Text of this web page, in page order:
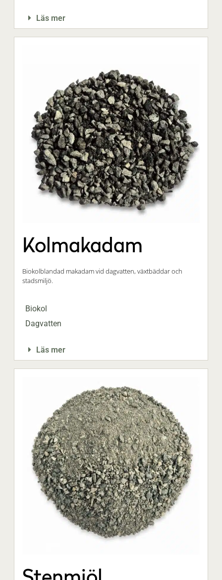
Läs mer
Kolmakadam
Biokolblandad makadam vid dagvatten, växtbäddar och
stadsmiljö.
Biokol
Dagvatten
Läs mer